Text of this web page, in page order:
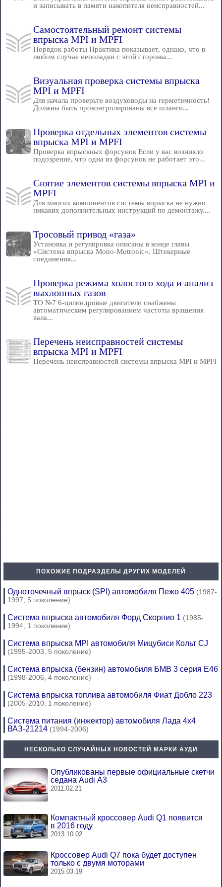
и записывать в памяти накопителя неисправностей...
Самостоятельный ремонт системы
впрыска MPI и MPFI
Порядок работы Практика показывает, однако, что в
любом случае неполадки с этой стороны...
Визуальная проверка системы впрыска
MPI и MPFI
Для начала проверьте воздуховоды на герметичность!
Должны быть проконтролированы все шланги...
Проверка отдельных элементов системы
впрыска MPI и MPFI
Проверка впрыскных форсунок Если у вас возникло
подозрение, что одна из форсунок не работает это...
Снятие элементов системы впрыска MPI и
MPFI
Для многих компонентов системы впрыска не нужно
никаких дополнительных инструкций по демонтажу....
Тросовый привод «газа»
Установка и регулировка описаны в конце главы
«Система впрыска Mono-Motronic». Штекерные
соединения...
Проверка режима холостого хода и анализ
выхлопных газов
ТО №7 6-цилиндровые двигатели снабжены
автоматическим регулированием частоты вращения
вала...
Перечень неисправностей системы
впрыска MPI и MPFI
Перечень неисправностей системы впрыска MPI и MPFI
ПОХОЖИЕ ПОДРАЗДЕЛЫ ДРУГИХ МОДЕЛЕЙ
Одноточечный впрыск (SPI) автомобиля Пежо 405 (1987-
1997, 5 поколение)
Система впрыска автомобиля Форд Скорпио 1 (1985-
1994, 1 поколение)
Система впрыска MPI автомобиля Мицубиси Кольт CJ
(1995-2003, 5 поколение)
Система впрыска (бензин) автомобиля БМВ 3 серия Е46
(1998-2006, 4 поколение)
Система впрыска топлива автомобиля Фиат Добло 223
(2005-2010, 1 поколение)
Система питания (инжектор) автомобиля Лада 4х4
ВАЗ-21214 (1994-2006)
НЕСКОЛЬКО СЛУЧАЙНЫХ НОВОСТЕЙ МАРКИ АУДИ
Опубликованы первые официальные скетчи
седана Audi A3
2011.02.21
Компактный кроссовер Audi Q1 появится
в 2016 году
2013.10.02
Кроссовер Audi Q7 пока будет доступен
только с двумя моторами
2015.03.19